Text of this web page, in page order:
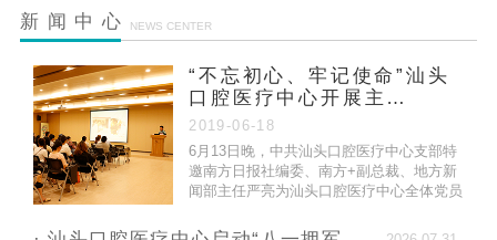
以规范守护健康，用引领促进同质 | 口腔中心
正…
汕头口腔医疗中心2025年端午假期门诊安排
关于汕头口腔医疗中心周边交通调整的公告
就诊更省心！4月起，汕头口腔医疗中心医生排班
全…
汕头口腔医疗中心2025年清明假期门诊安排
新闻中心 NEWS CENTER
“不忘初心、牢记使命”汕头
口腔医疗中心开展主…
2019-06-18
6月13日晚，中共汕头口腔医疗中心支部特
邀南方日报社编委、南方+副总裁、地方新
闻部主任严亮为汕头口腔医疗中心全体党员